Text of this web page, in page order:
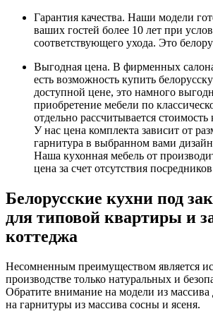
Гарантия качества. Наши модели
ваших гостей более 10 лет при
соответствующего ухода. Это
Выгодная цена. В фирменных
есть возможность купить
доступной цене, это намного
приобретение мебели по
отдельно рассчитывается
У нас цена комплекта зависит от
гарнитура в выбранном вами
Наша кухонная мебель от
цена за счет отсутствия
Белорусские кухни под
для типовой квартиры и
коттеджа
Несомненным преимуществом является
производстве только натуральных и
Обратите внимание на модели из
на гарнитуры из массива сосны и ясеня.